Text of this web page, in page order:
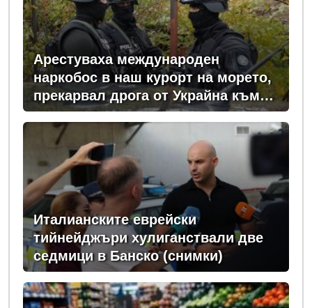
Арестуваха международен
наркобос в наш курорт на морето,
прекарвал дрога от Украйна към
ЕС
Италианските еврейски
тийнейджъри хулиганствали две
седмици в Банско (снимки)